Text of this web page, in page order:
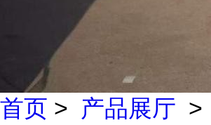
首页 > 产品展厅 >